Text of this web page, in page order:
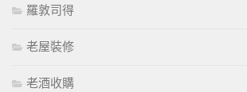
羅敦司得
老屋裝修
老酒收購